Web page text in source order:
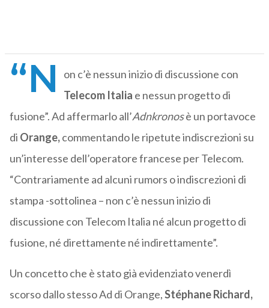
“N
on c’è nessun inizio di discussione con
Telecom Italia e nessun progetto di
fusione”. Ad affermarlo all’Adnkronosè un portavoce
di Orange,commentando le ripetute indiscrezioni su
un’interesse dell’operatore francese per Telecom.
“Contrariamente ad alcuni rumors o indiscrezioni di
stampa -sottolinea – non c’è nessun inizio di
discussione con Telecom Italia né alcun progetto di
fusione, né direttamente né indirettamente”.
Un concetto che è stato già evidenziato venerdì
scorso dallo stesso Ad di Orange,Stéphane Richard,